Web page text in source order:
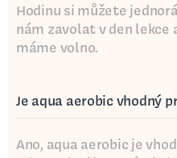
Hodinu si můžete
nám zavolat v den lekce
máme volno.
Je aqua aerobic vhodný
Ano, aqua aerobic je